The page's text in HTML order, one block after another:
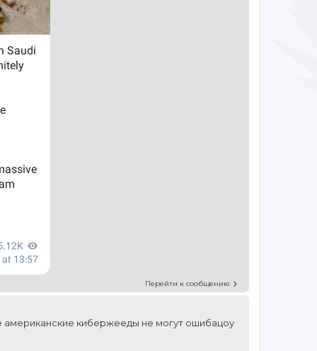
Перейти к сообщению
кибержееды не могут ошибацоу